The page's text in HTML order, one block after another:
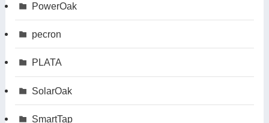
PowerOak
pecron
PLATA
SolarOak
SmartTap